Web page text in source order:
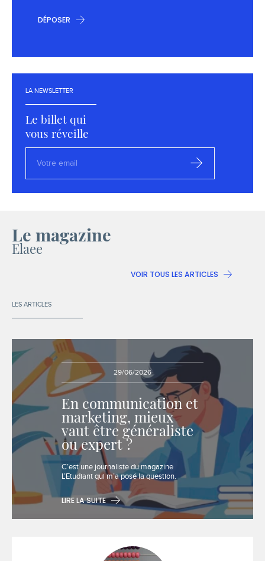
DÉPOSER
LA NEWSLETTER
Le billet qui
vous réveille
Votre
email
S’inscrire
Le magazine
Elaee
VOIR TOUS LES ARTICLES
LES ARTICLES
En communication et
marketing, mieux
vaut être généraliste
ou expert ?
29/06/2026
Extrait :
C’est une journaliste du magazine
L’Etudiant qui m’a posé la question.
LIRE LA SUITE